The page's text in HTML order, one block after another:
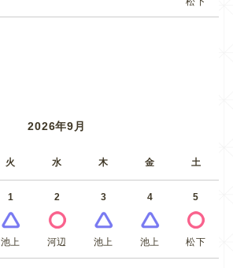
2026年9月
火 水 木 金 土
1
池上
2
河辺
3
池上
4
池上
5
松下